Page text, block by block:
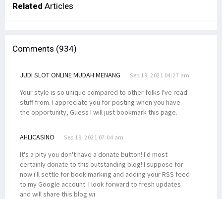
Related Articles
Comments (934)
JUDI SLOT ONLINE MUDAH MENANG Sep 19, 2021 04:27 am
Your style is so unique compared to other folks I've read
stuff from. I appreciate you for posting when you have
the opportunity, Guess I will just bookmark this page.
AHLICASINO Sep 19, 2021 07:04 am
It's a pity you don't have a donate button! I'd most
certainly donate to this outstanding blog! I suppose for
now i'll settle for book-marking and adding your RSS feed
to my Google account. I look forward to fresh updates
and will share this blog wi